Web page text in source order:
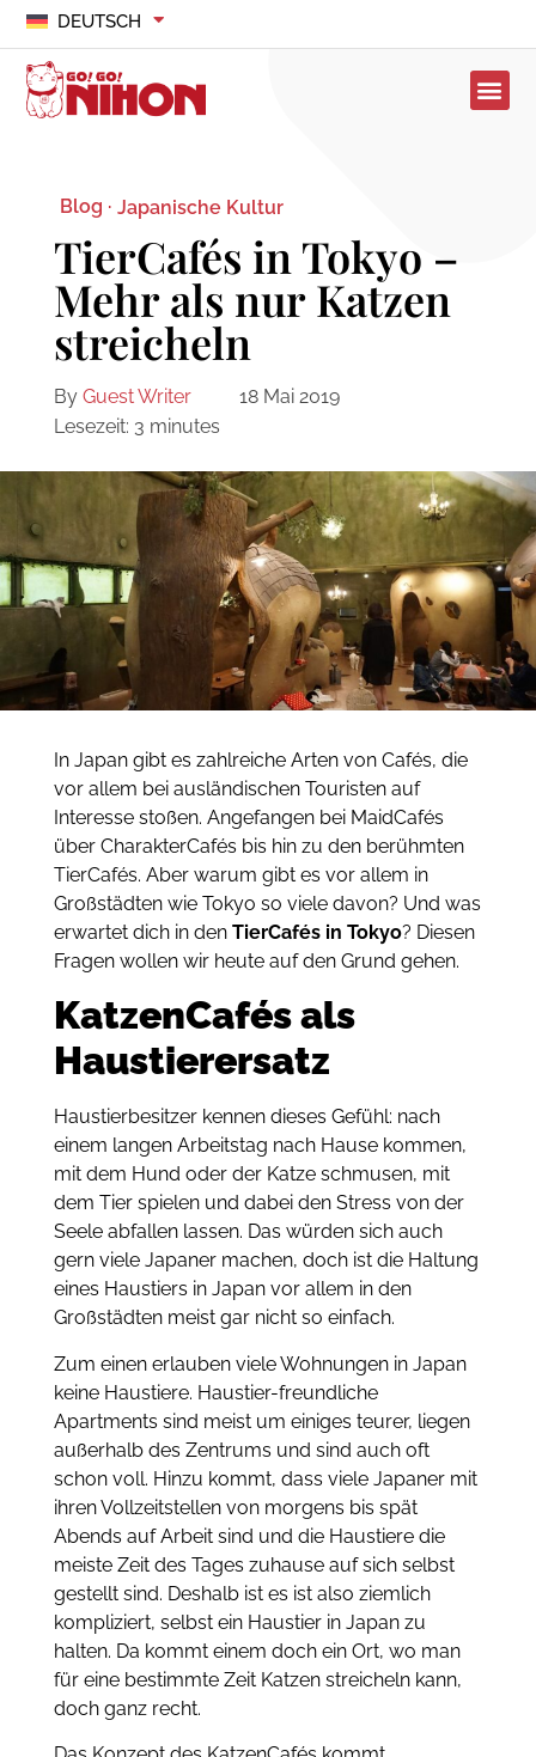
DEUTSCH
Blog · Japanische Kultur
TierCafés in Tokyo –
Mehr als nur Katzen
streicheln
By Guest Writer
18 Mai 2019
Lesezeit: 3 minutes
In Japan gibt es zahlreiche Arten von Cafés, die
vor allem bei ausländischen Touristen auf
Interesse stoßen. Angefangen bei MaidCafés
über CharakterCafés bis hin zu den berühmten
TierCafés. Aber warum gibt es vor allem in
Großstädten wie Tokyo so viele davon? Und was
erwartet dich in den TierCafés in Tokyo? Diesen
Fragen wollen wir heute auf den Grund gehen.
KatzenCafés als
Haustierersatz
Haustierbesitzer kennen dieses Gefühl: nach
einem langen Arbeitstag nach Hause kommen,
mit dem Hund oder der Katze schmusen, mit
dem Tier spielen und dabei den Stress von der
Seele abfallen lassen. Das würden sich auch
gern viele Japaner machen, doch ist die Haltung
eines Haustiers in Japan vor allem in den
Großstädten meist gar nicht so einfach.
Zum einen erlauben viele Wohnungen in Japan
keine Haustiere. Haustier-freundliche
Apartments sind meist um einiges teurer, liegen
außerhalb des Zentrums und sind auch oft
schon voll. Hinzu kommt, dass viele Japaner mit
ihren Vollzeitstellen von morgens bis spät
Abends auf Arbeit sind und die Haustiere die
meiste Zeit des Tages zuhause auf sich selbst
gestellt sind. Deshalb ist es ist also ziemlich
kompliziert, selbst ein Haustier in Japan zu
halten. Da kommt einem doch ein Ort, wo man
für eine bestimmte Zeit Katzen streicheln kann,
doch ganz recht.